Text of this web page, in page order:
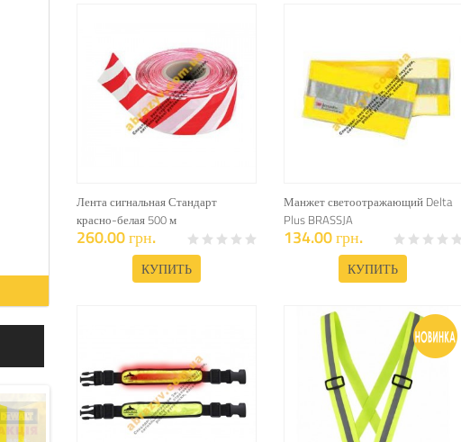
Лента сигнальная Стандарт
красно-белая 500 м
260.00 грн.
КУПИТЬ
Манжет светоотражающий Delta
Plus BRASSJA
134.00 грн.
КУПИТЬ